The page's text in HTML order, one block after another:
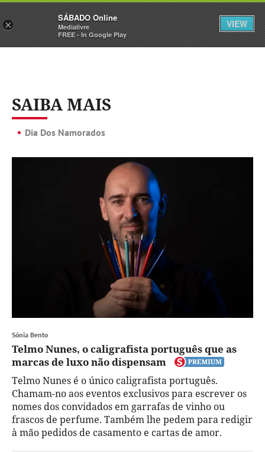
Sábado Assine Iniciar Sessão
SAIBA MAIS
Dia Dos Namorados
Sónia Bento
Telmo Nunes, o caligrafista português que as
marcas de luxo não dispensam
Telmo Nunes é o único caligrafista português.
Chamam-no aos eventos exclusivos para escrever os
nomes dos convidados em garrafas de vinho ou
frascos de perfume. Também lhe pedem para redigir
à mão pedidos de casamento e cartas de amor.
×
SÁBADO Online
Medialivre
FREE - In Google Play
VIEW